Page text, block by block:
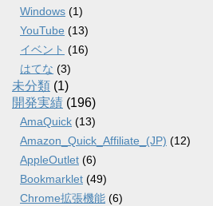
Windows (1)
YouTube (13)
イベント (16)
はてな (3)
未分類 (1)
開発実績 (196)
AmaQuick (13)
Amazon_Quick_Affiliate_(JP) (12)
AppleOutlet (6)
Bookmarklet (49)
Chrome拡張機能 (6)